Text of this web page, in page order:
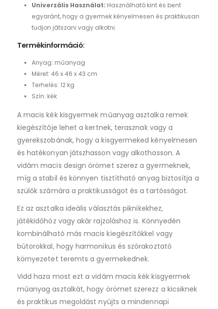
Univerzális Használat: Használható kint és bent
egyaránt, hogy a gyermek kényelmesen és praktikusan
tudjon játszani vagy alkotni.
Termékinformáció:
Anyag: műanyag
Méret: 46 x 46 x 43 cm
Terhelés: 12 kg
Szín: kék
A macis kék kisgyermek műanyag asztalka remek
kiegészítője lehet a kertnek, terasznak vagy a
gyerekszobának, hogy a kisgyermeked kényelmesen
és hatékonyan játszhasson vagy alkothasson. A
vidám macis design örömet szerez a gyermeknek,
míg a stabil és könnyen tisztítható anyag biztosítja a
szülők számára a praktikusságot és a tartósságot.
Ez az asztalka ideális választás piknikekhez,
játékidőhöz vagy akár rajzoláshoz is. Könnyedén
kombinálható más macis kiegészítőkkel vagy
bútorokkal, hogy harmonikus és szórakoztató
környezetet teremts a gyermekednek.
Vidd haza most ezt a vidám macis kék kisgyermek
műanyag asztalkát, hogy örömet szerezz a kicsiknek
és praktikus megoldást nyújts a mindennapi